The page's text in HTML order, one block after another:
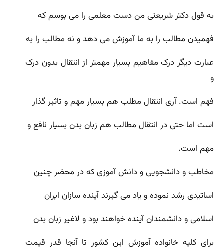
به قول دکتر شریعتی من دست معلمی را می بوسم که
فهمیدن مطالب را به ما آموزش می دهد و نه مطالب را به
عبارت دیگر درک مفاهیم بسیار مهمتر از انتقال بدون درک
و
فهم است. آری انتقال مطلب هم بسیار مهم و تاثیر گذار
است اما حتی در انتقال مطالب هم زبان بدن بسیار نافع و
مهم است.
مخاطب و دانشجویی و دانش آموزی که در محضر چنین
اساتیدی رشد نموده و یاد می گیرند آینده سازان ایران
اسلامی و دانشمندان آینده خواهند بود و لاغیر زبان بدن
برای کلیه خانواده آموزش این کشور تا آنجا قدر قیمت